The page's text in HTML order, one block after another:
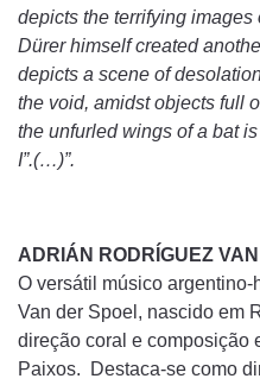
depicts the terrifying images
Dürer himself created
depicts a scene of
the void, amidst objects full
the unfurled wings of a bat
I”.(…)”.
ADRIÁN RODRÍGUEZ
O versátil músico
Van der Spoel, nascido em
direção coral e composição
Paixos. Destaca-se como